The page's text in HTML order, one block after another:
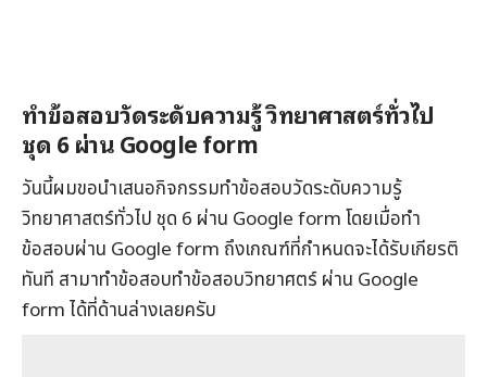
ทำข้อสอบวัดระดับความรู้ วิทยาศาสตร์ทั่วไป
ชุด 6 ผ่าน Google form
วันนี้ผมขอนำเสนอกิจกรรมทำข้อสอบวัดระดับความรู้
วิทยาศาสตร์ทั่วไป ชุด 6 ผ่าน Google form โดยเมื่อทำ
ข้อสอบผ่าน Google form ถึงเกณฑ์ที่กำหนดจะได้รับเกียรติ
ทันที สามาทำข้อสอบทำข้อสอบวิทยาศตร์ ผ่าน Google
form ได้ที่ด้านล่างเลยครับ